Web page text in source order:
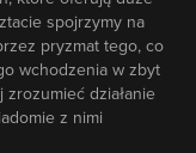
spojrzymy na
pryzmat tego, co
wchodzenia w zbyt
działanie
z nimi